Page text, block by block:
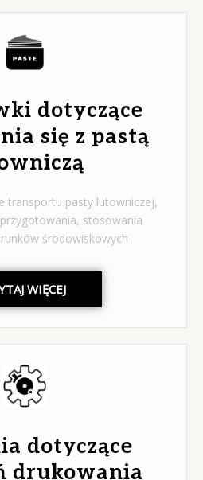
dotyczące
się z pastą
transportu pasty lutowniczej,
stosowania
środowiskowych
WIĘCEJ
dotyczące
drukowania